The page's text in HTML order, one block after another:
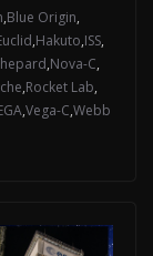
,Blue Origin,
,Hakuto,ISS,
,Nova-C,
,Rocket Lab,
,Vega-C,Webb